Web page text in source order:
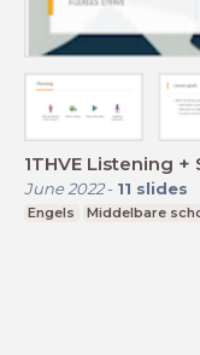
1THVE Listening
June 2022- 11 slides
Engels Middelbare